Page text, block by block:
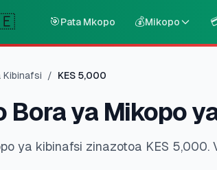
🎯Pata Mkopo 💰Mikopo
Kibinafsi / KES 5,000
Bora ya Mikopo
ya kibinafsi zinazotoa KES